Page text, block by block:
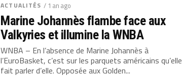
ACTUALITÉS / 1 an ago
Marine Johannès flambe face aux
Valkyries et illumine la WNBA
WNBA – En l’absence de Marine Johannès à
l’EuroBasket, c’est sur les parquets américains qu’elle
fait parler d’elle. Opposée aux Golden...